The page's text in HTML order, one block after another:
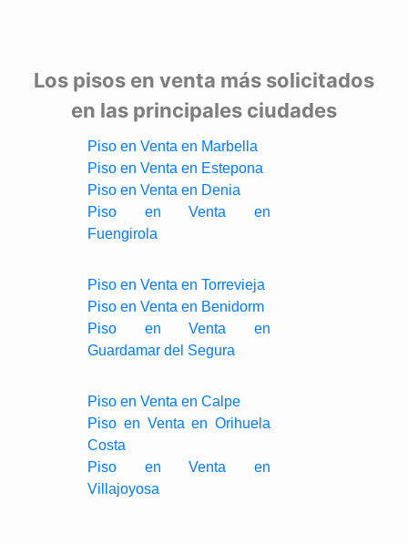
Los pisos en venta más solicitados
en las principales ciudades
Piso en Venta en Marbella
Piso en Venta en Estepona
Piso en Venta en Denia
Piso en Venta en
Fuengirola
Piso en Venta en Torrevieja
Piso en Venta en Benidorm
Piso en Venta en
Guardamar del Segura
Piso en Venta en Calpe
Piso en Venta en Orihuela
Costa
Piso en Venta en
Villajoyosa